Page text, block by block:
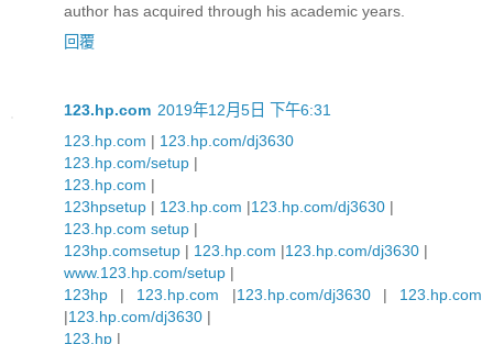
author has acquired through his academic years.
回覆
123.hp.com 2019年12月5日 下午6:31
123.hp.com | 123.hp.com/dj3630
123.hp.com/setup |
123.hp.com |
123hpsetup | 123.hp.com |123.hp.com/dj3630 |
123.hp.com setup |
123hp.comsetup | 123.hp.com |123.hp.com/dj3630 |
www.123.hp.com/setup |
123hp | 123.hp.com |123.hp.com/dj3630| 123.hp.com
|123.hp.com/dj3630 |
123.hp |